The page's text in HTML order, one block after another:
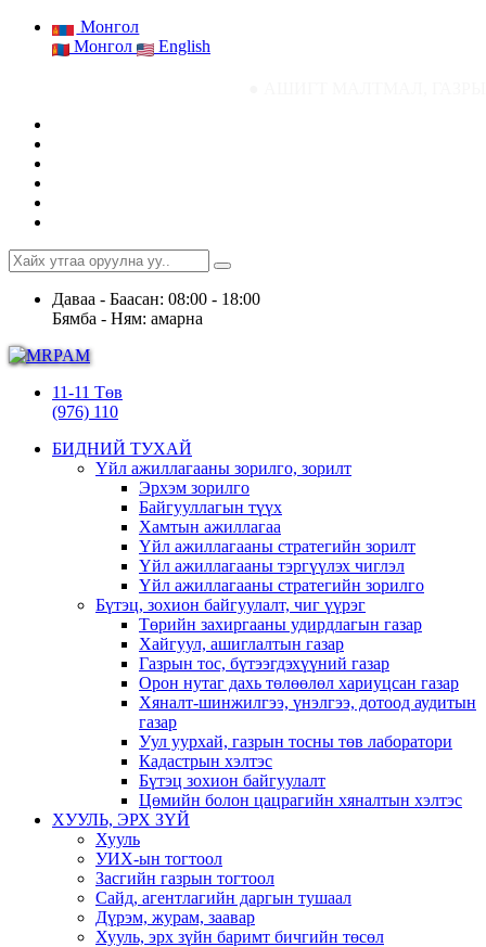
Монгол
Монгол
English
Даваа - Баасан: 08:00 - 18:00
Бямба - Ням: амарна
11-11 Төв
(976) 110
БИДНИЙ ТУХАЙ
Үйл ажиллагааны зорилго, зорилт
Эрхэм зорилго
Байгууллагын түүх
Хамтын ажиллагаа
Үйл ажиллагааны стратегийн зорилт
Үйл ажиллагааны тэргүүлэх чиглэл
Үйл ажиллагааны стратегийн зорилго
Бүтэц, зохион байгуулалт, чиг үүрэг
Төрийн захиргааны удирдлагын газар
Хайгуул, ашиглалтын газар
Газрын тос, бүтээгдэхүүний газар
Орон нутаг дахь төлөөлөл хариуцсан газар
Хяналт-шинжилгээ, үнэлгээ, дотоод аудитын
газар
Уул уурхай, газрын тосны төв лаборатори
Кадастрын хэлтэс
Бүтэц зохион байгуулалт
Цөмийн болон цацрагийн хяналтын хэлтэс
ХУУЛЬ, ЭРХ ЗҮЙ
Хууль
УИХ-ын тогтоол
Засгийн газрын тогтоол
Сайд, агентлагийн даргын тушаал
Дүрэм, журам, заавар
Хууль, эрх зүйн баримт бичгийн төсөл